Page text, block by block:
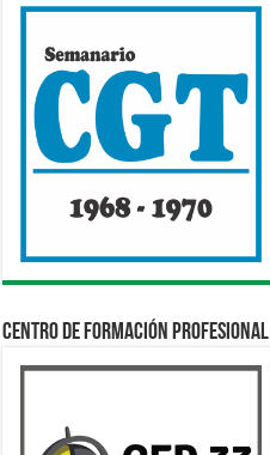
Centro de Formación Profesional